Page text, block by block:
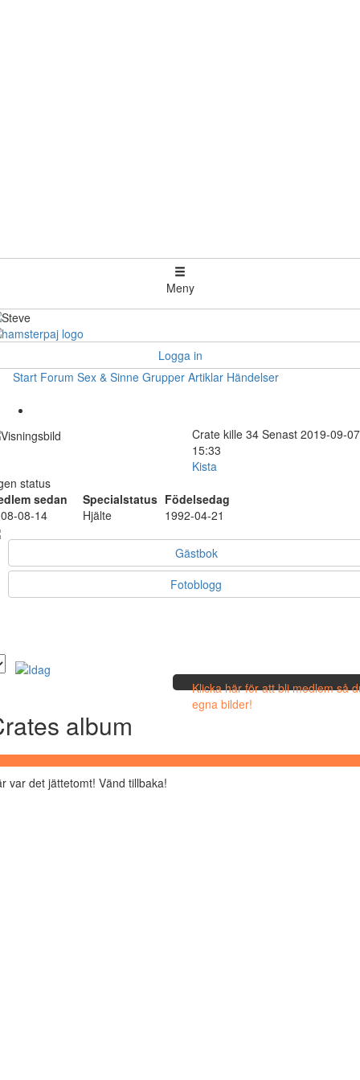
Meny
Logga in
Start Forum Sex & Sinne Grupper Artiklar Händelser
Crate kille 34 Senast 2019-09-07
15:33
Kista
status
sedan
Specialstatus Födelsedag
08-14
Hjälte 1992-04-21
Gästbok
Fotoblogg
Klicka här för att bli medlem så
egna bilder!
album
var det jättetomt! Vänd tillbaka!